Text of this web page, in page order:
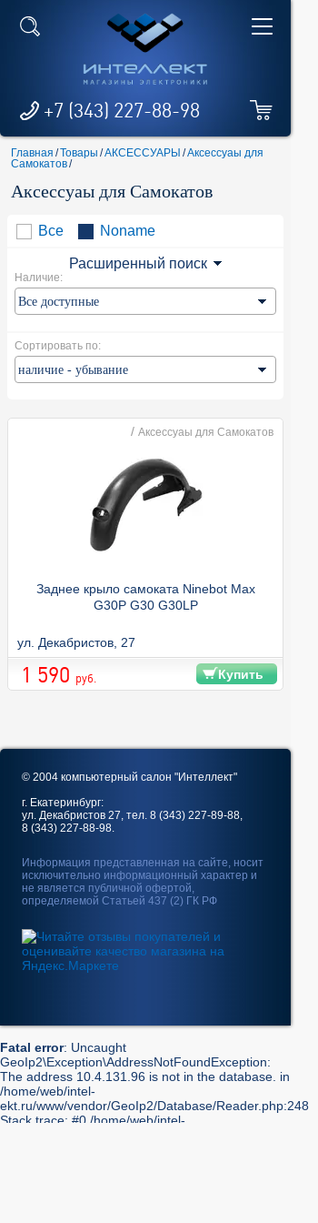
+7 (343) 227-88-98
Главная /Товары /АКСЕССУАРЫ /Аксессуаы для
Самокатов/
Аксессуаы для Самокатов
Все Noname
Расширенный поиск
Наличие:
Сортировать по:
/ Аксессуаы для Самокатов
Заднее крыло самоката Ninebot Max
G30P G30 G30LP
ул. Декабристов, 27
1 590 руб. Купить
© 2004 компьютерный салон "Интеллект"
г. Екатеринбург:
ул. Декабристов 27, тел. 8 (343) 227-89-88,
8 (343) 227-88-98.
Информация представленная на сайте, носит
исключительно информационный характер и
не является публичной офертой,
определяемой Статьей 437 (2) ГК РФ
Fatal error: Uncaught
GeoIp2\Exception\AddressNotFoundException:
The address 10.4.131.96 is not in the database. in
/home/web/intel-
ekt.ru/www/vendor/GeoIp2/Database/Reader.php:248
Stack trace: #0 /home/web/intel-